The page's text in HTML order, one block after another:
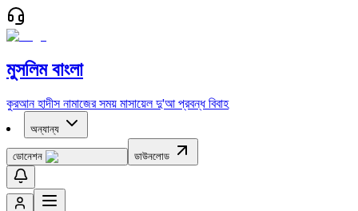
মুসলিম বাংলা
কুরআন হাদীস নামাজের সময় মাসায়েল দু'আ প্রবন্ধ বিবাহ
অন্যান্য
ডোনেশন ডাউনলোড